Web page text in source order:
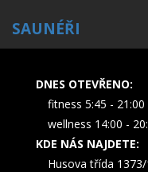
SAUNÉŘI
DNES OTEVŘENO:
fitness 5:45 - 21:00
wellness 14:00 -
KDE NÁS NAJDETE:
Husova třída